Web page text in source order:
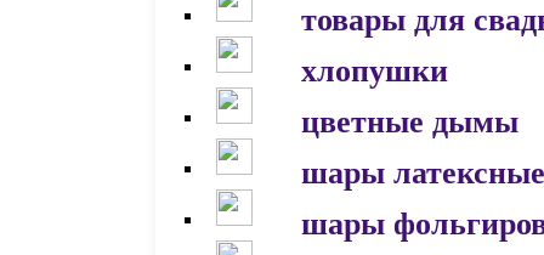
товары для
хлопушки
цветные дымы
шары латексные
шары